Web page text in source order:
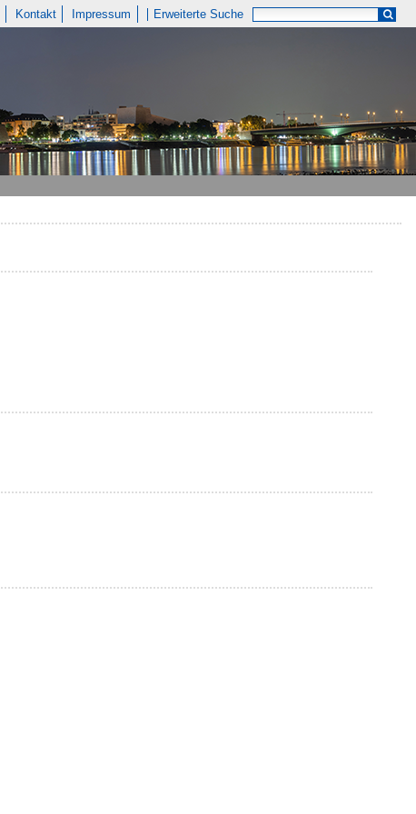
Kontakt Impressum Erweiterte Suche